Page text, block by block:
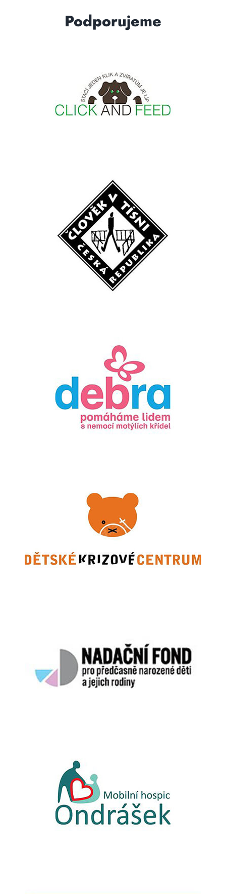
Podporujeme